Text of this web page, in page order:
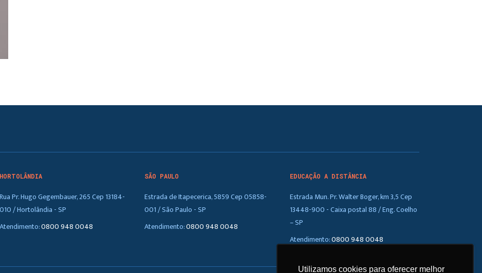
Utilizamos cookies para oferecer melhor
Utilizamos cookies para oferecer melhor
HORTOLÂNDIA
Rua Pr. Hugo Gegembauer, 265 Cep 13184-
010 / Hortolândia - SP
Atendimento:0800 948 0048
SÃO PAULO
Estrada de Itapecerica, 5859 Cep 05858-
001 / São Paulo - SP
Atendimento:0800 948 0048
EDUCAÇÃO A DISTÂNCIA
Estrada Mun. Pr. Walter Boger, km 3,5 Cep
13448-900 - Caixa postal 88 / Eng. Coelho
– SP
Atendimento:0800 948 0048